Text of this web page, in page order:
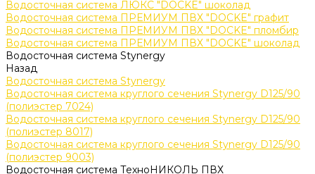
Водосточная система ЛЮКС "DOCKE" шоколад
Водосточная система ПРЕМИУМ ПВХ "DOCKE" графит
Водосточная система ПРЕМИУМ ПВХ "DOCKE" пломбир
Водосточная система ПРЕМИУМ ПВХ "DOCKE" шоколад
Водосточная система Stynergy
Назад
Водосточная система Stynergy
Водосточная система круглого сечения Stynergy D125/90
(полиэстер 7024)
Водосточная система круглого сечения Stynergy D125/90
(полиэстер 8017)
Водосточная система круглого сечения Stynergy D125/90
(полиэстер 9003)
Водосточная система ТехноНИКОЛЬ ПВХ